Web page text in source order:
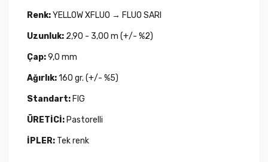
Renk:YELLOW XFLUO → FLUO SARI
Uzunluk: 2,90 - 3,00 m (+/- %2)
Çap:9,0 mm
Ağırlık:160 gr. (+/- %5)
Standart: FIG
ÜRETİCİ: Pastorelli
İPLER: Tek renk